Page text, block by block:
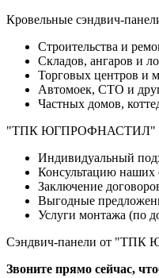
Кровельные сэндвич-
Строительства и
Складов, ангаров и
Торговых центров и
Автомоек, СТО и
Частных домов,
"ТПК ЮГПРОФНАСТИЛ"
Индивидуальный
Консультацию наших
Заключение
Выгодные
Услуги монтажа (по
Сэндвич-панели от "ТПК
Звоните прямо сейчас,